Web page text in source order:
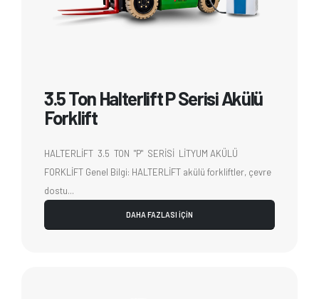
3.5 Ton Halterlift P Serisi Akülü
Forklift
HALTERLİFT 3.5 TON "P" SERİSİ LİTYUM AKÜLÜ
FORKLİFT Genel Bilgi: HALTERLİFT akülü forkliftler, çevre
dostu...
DAHA FAZLASI İÇİN